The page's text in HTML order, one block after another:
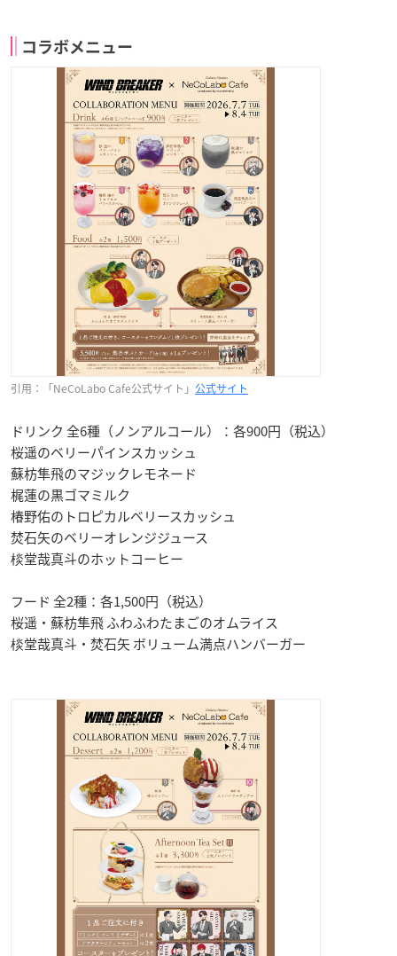
コラボメニュー
引用：「NeCoLabo Cafe公式サイト」 公式サイト
ドリンク 全6種（ノンアルコール）：各900円（税込）
桜遥のベリーパインスカッシュ
蘇枋隼飛のマジックレモネード
梶蓮の黒ゴマミルク
椿野佑のトロピカルベリースカッシュ
焚石矢のベリーオレンジジュース
棪堂哉真斗のホットコーヒー
フード 全2種：各1,500円（税込）
桜遥・蘇枋隼飛 ふわふわたまごのオムライス
棪堂哉真斗・焚石矢 ボリューム満点ハンバーガー